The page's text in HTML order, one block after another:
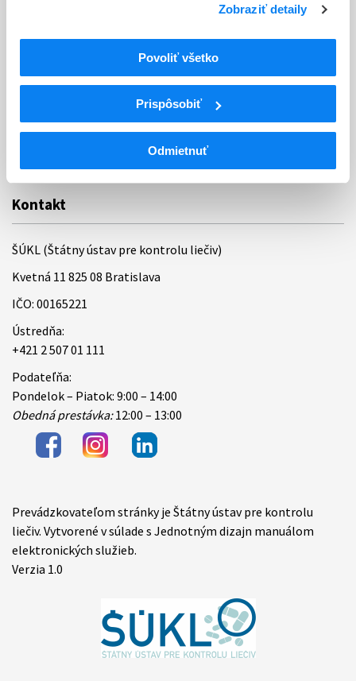
Zobraziť detaily
Povoliť všetko
Prispôsobiť
Odmietnuť
Odkazy
Bankové spojenie
Kontakt
ŠÚKL (Štátny ústav pre kontrolu liečiv)
Kvetná 11 825 08 Bratislava
IČO: 00165221
Ústredňa:
+421 2 507 01 111
Podateľňa:
Pondelok – Piatok: 9:00 – 14:00
Obedná prestávka:12:00 – 13:00
Items
Prevádzkovateľom stránky je Štátny ústav pre kontrolu
liečiv. Vytvorené v súlade s Jednotným dizajn manuálom
elektronických služieb.
Verzia 1.0